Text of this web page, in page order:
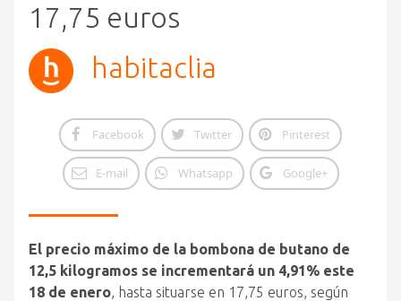
17,75 euros
habitaclia
Facebook Twitter Pinterest
E-mail Whatsapp Google+
El precio máximo de la bombona de butano de
12,5 kilogramos se incrementará un 4,91% este
18 de enero, hasta situarse en 17,75 euros, según